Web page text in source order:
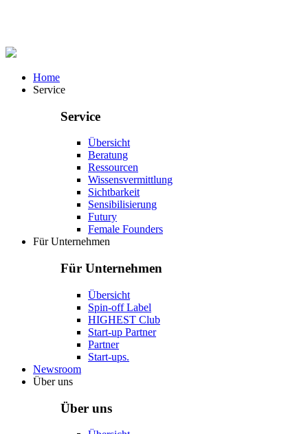
Home
Service
Service
Übersicht
Beratung
Ressourcen
Wissensvermittlung
Sichtbarkeit
Sensibilisierung
Futury
Female Founders
Für Unternehmen
Für Unternehmen
Übersicht
Spin-off Label
HIGHEST Club
Start-up Partner
Partner
Start-ups.
Newsroom
Über uns
Über uns